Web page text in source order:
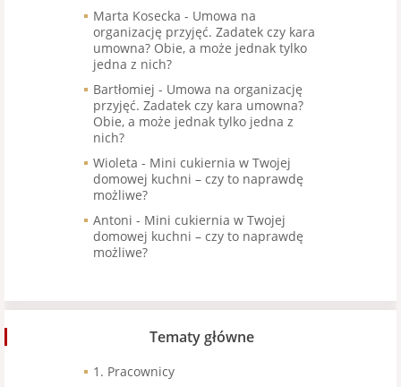
Marta Kosecka - Umowa na
organizację przyjęć. Zadatek czy kara
umowna? Obie, a może jednak tylko
jedna z nich?
Bartłomiej - Umowa na organizację
przyjęć. Zadatek czy kara umowna?
Obie, a może jednak tylko jedna z
nich?
Wioleta - Mini cukiernia w Twojej
domowej kuchni – czy to naprawdę
możliwe?
Antoni - Mini cukiernia w Twojej
domowej kuchni – czy to naprawdę
możliwe?
Tematy główne
1. Pracownicy